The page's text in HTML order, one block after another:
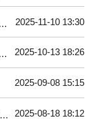
2025-11-10 13:30
2025-10-13 18:26
2025-09-08 15:15
2025-08-18 18:12